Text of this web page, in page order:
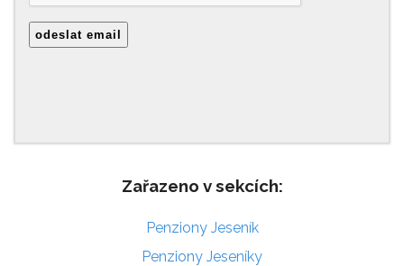
Zařazeno v sekcích:
Penziony Jeseník
Penziony Jeseníky